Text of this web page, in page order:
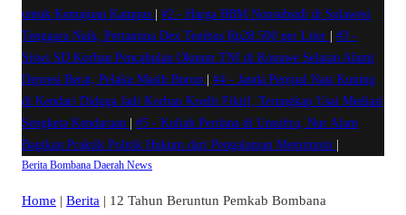
untuk Kemajuan Kampus
#2 - Harga BBM Nonsubsidi di Sulawesi
Tenggara Naik, Pertamina Dex Tembus Rp28.500 per Liter
#3 -
Siswi SD Korban Pencabulan Oknum TNI di Konawe Selatan Alami
Depresi Berat, Pelaku Masih Buron
#4 - Janda Penjual Nasi Kuning
di Kendari Diduga Jadi Korban Kredit Fiktif, Terungkap Usai Mediasi
Sengketa Kendaraan
#5 - Kuliah Perdana di Unsultra, Nur Alam
Bagikan Praktik Politik Hukum dari Pengalaman Memimpin
Berita Bombana Daerah News
Home | Berita | 12 Tahun Beruntun Pemkab Bombana